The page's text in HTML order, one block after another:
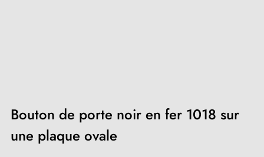
Bouton de porte noir en fer 1018 sur
une plaque ovale